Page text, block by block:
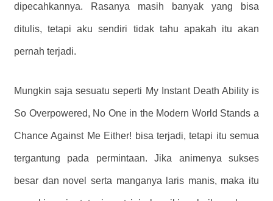
dipecahkannya. Rasanya masih banyak yang bisa
ditulis, tetapi aku sendiri tidak tahu apakah itu akan
pernah terjadi.
Mungkin saja sesuatu seperti My Instant Death Ability is
So Overpowered, No One in the Modern World Stands a
Chance Against Me Either! bisa terjadi, tetapi itu semua
tergantung pada permintaan. Jika animenya sukses
besar dan novel serta manganya laris manis, maka itu